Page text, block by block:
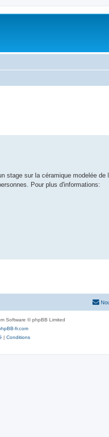
stage sur la céramique modelée de
Pour plus d'informations:
Software © phpBB Limited
fr.com
| Conditions